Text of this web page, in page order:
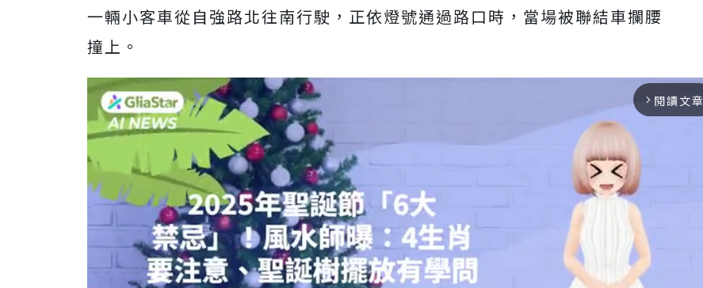
一輛小客車從自強路北往南行駛，正依燈號通過路口時，當場被聯結車攔腰
撞上。
arrow_forward_ios 閱讀文章